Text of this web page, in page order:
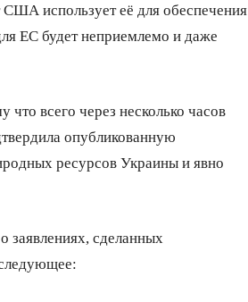
использует её для обеспечения
ЕС будет неприемлемо и даже
всего через несколько часов
опубликованную
ресурсов Украины и явно
о заявлениях, сделанных